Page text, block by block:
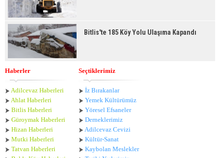
Bitlis'te 185 Köy Yolu Ulaşıma Kapandı
Haberler
Adilcevaz Haberleri
Ahlat Haberleri
Bitlis Haberleri
Güroymak Haberleri
Hizan Haberleri
Mutki Haberleri
Tatvan Haberleri
Seçtiklerimiz
İz Bırakanlar
Yemek Kültürümüz
Yöresel Efsaneler
Derneklerimiz
Adilcevaz Cevizi
Kültür-Sanat
Kaybolan Meslekler